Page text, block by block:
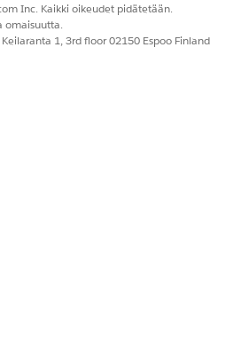
Inc. Kaikki oikeudet pidätetään.
omaisuutta.
1, 3rd floor 02150 Espoo Finland